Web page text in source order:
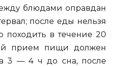
блюдами оправдан
после еды нельзя
походить в течение 20
прием пищи должен
3 — 4 ч до сна, после